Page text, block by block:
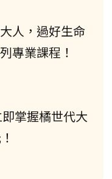
人，過好生命
專業課程！
掌握橘世代大